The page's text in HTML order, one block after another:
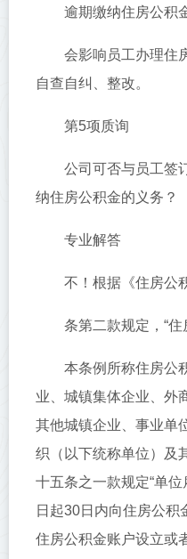
逾期缴纳住房公积
会影响员工办理住
自查自纠、整改。
第5项质询
公司可否与员工签
纳住房公积金的义务？
专业解答
不！根据《住房公
条第二款规定，“
本条例所称住房公
业、城镇集体企业、外
其他城镇企业、事业单
织（以下统称单位）及
十五条之一款规定“单
日起30日内向住房公积
住房公积金账户设立或